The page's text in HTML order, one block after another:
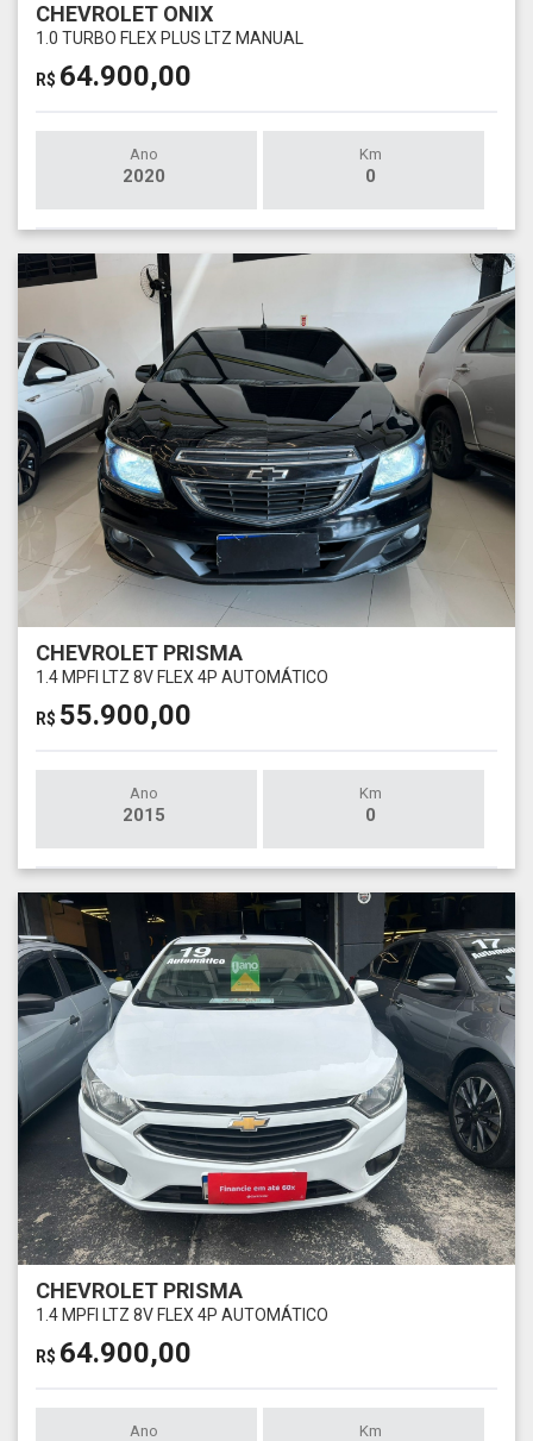
CHEVROLET ONIX
1.0 TURBO FLEX PLUS LTZ MANUAL
R$ 64.900,00
Ano
2020
Km
0
CHEVROLET PRISMA
1.4 MPFI LTZ 8V FLEX 4P AUTOMÁTICO
R$ 55.900,00
Ano
2015
Km
0
CHEVROLET PRISMA
1.4 MPFI LTZ 8V FLEX 4P AUTOMÁTICO
R$ 64.900,00
Ano Km